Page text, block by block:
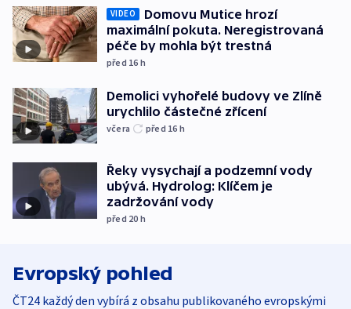
VIDEO
Domovu Mutice hrozí
maximální pokuta. Neregistrovaná
péče by mohla být trestná
před 16 h
Demolici vyhořelé budovy ve Zlíně
urychlilo částečné zřícení
včera před 16 h
Řeky vysychají a podzemní vody
ubývá. Hydrolog: Klíčem je
zadržování vody
před 20 h
Evropský pohled
ČT24 každý den vybírá z obsahu publikovaného evropskými